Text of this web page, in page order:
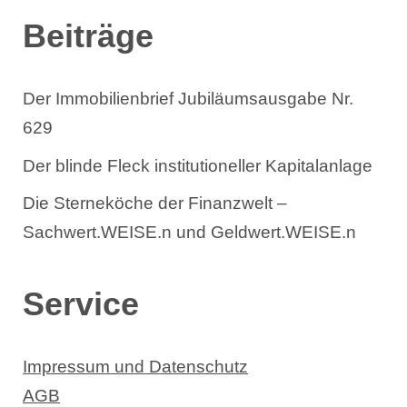
Beiträge
Der Immobilienbrief Jubiläumsausgabe Nr.
629
Der blinde Fleck institutioneller Kapitalanlage
Die Sterneköche der Finanzwelt –
Sachwert.WEISE.n und Geldwert.WEISE.n
Service
Impressum und Datenschutz
AGB